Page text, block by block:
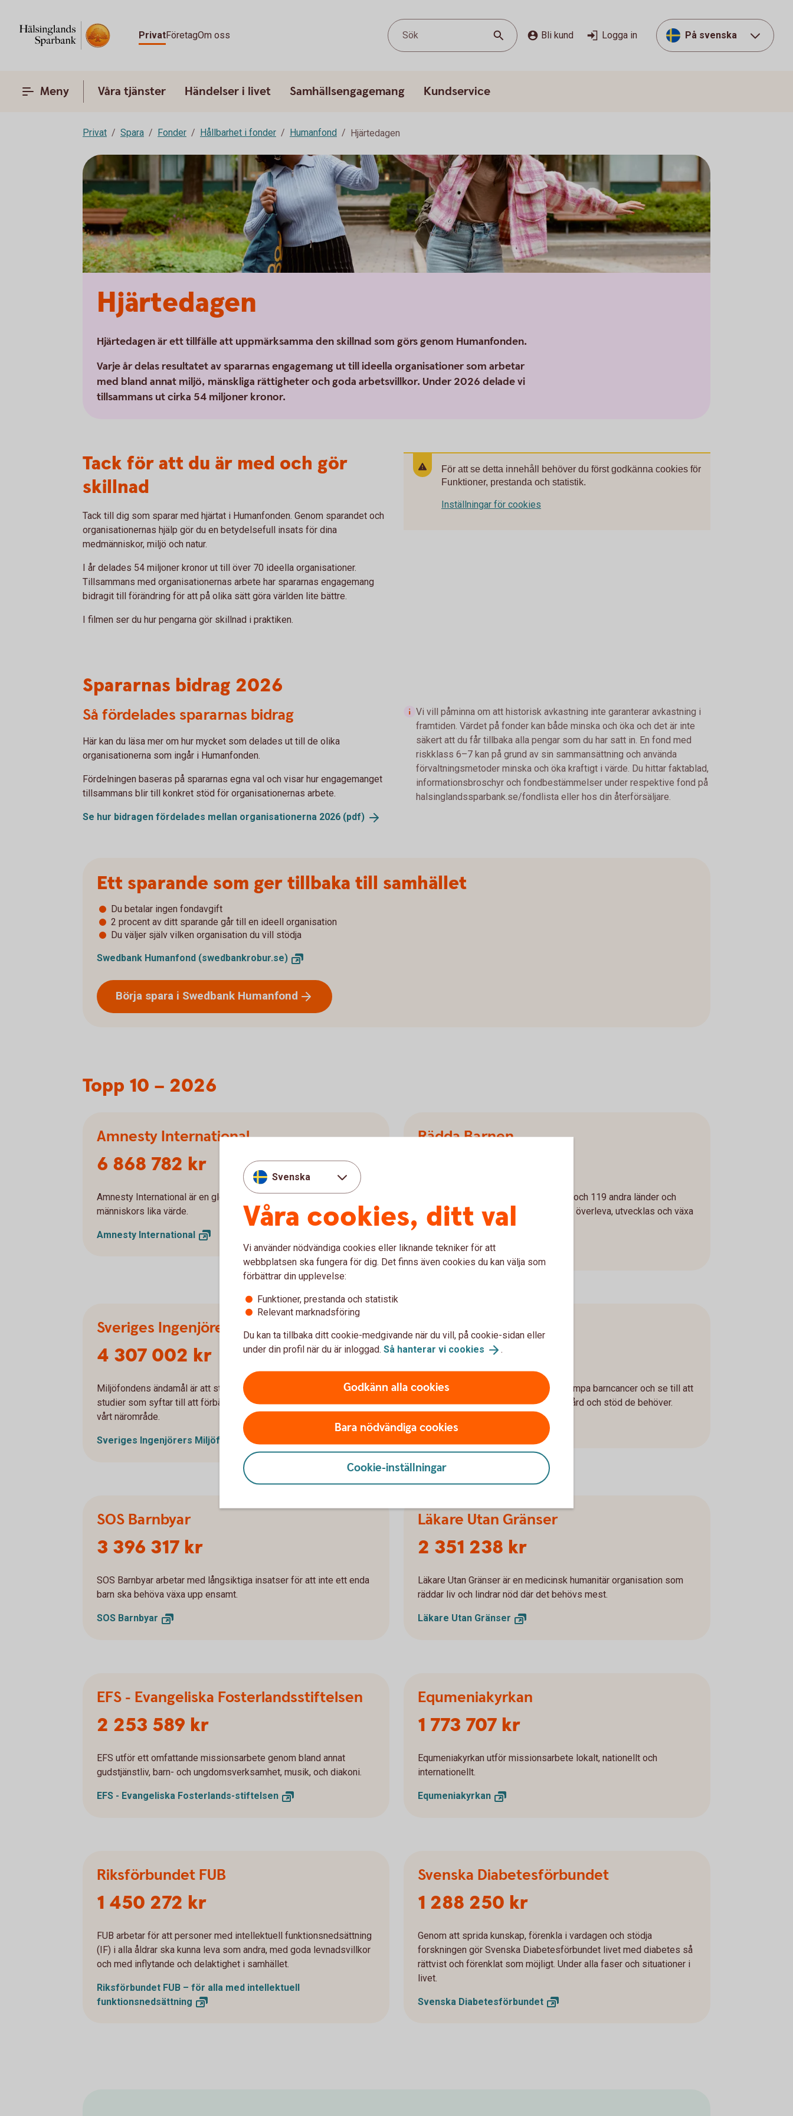
PrivatFöretagOm oss Sök Bli kund Logga in På svenska
Meny Våra tjänster Händelser i livet Samhällsengagemang Kundservice
Privat Spara Fonder Hållbarhet i fonder Humanfond Hjärtedagen
Hjärtedagen
Hjärtedagen är ett tillfälle att uppmärksamma den skillnad som görs genom Humanfonden.
Varje år delas resultatet av spararnas engagemang ut till ideella organisationer som arbetar
med bland annat miljö, mänskliga rättigheter och goda arbetsvillkor. Under 2026 delade vi
tillsammans ut cirka 54 miljoner kronor.
Tack för att du är med och gör
skillnad
Tack till dig som sparar med hjärtat i Humanfonden. Genom sparandet och
organisationernas hjälp gör du en betydelsefull insats för dina
medmänniskor, miljö och natur.
I år delades 54 miljoner kronor ut till över 70 ideella organisationer.
Tillsammans med organisationernas arbete har spararnas engagemang
bidragit till förändring för att på olika sätt göra världen lite bättre.
I filmen ser du hur pengarna gör skillnad i praktiken.
För att se detta innehåll behöver du först godkänna cookies för
Funktioner, prestanda och statistik.
Inställningar för cookies
Spararnas bidrag 2026
Så fördelades spararnas bidrag
Här kan du läsa mer om hur mycket som delades ut till de olika
organisationerna som ingår i Humanfonden.
Fördelningen baseras på spararnas egna val och visar hur engagemanget
tillsammans blir till konkret stöd för organisationernas arbete.
Se hur bidragen fördelades mellan organisationerna 2026 (pdf)
Vi vill påminna om att historisk avkastning inte garanterar avkastning i
framtiden. Värdet på fonder kan både minska och öka och det är inte
säkert att du får tillbaka alla pengar som du har satt in. En fond med
riskklass 6–7 kan på grund av sin sammansättning och använda
förvaltningsmetoder minska och öka kraftigt i värde. Du hittar faktablad,
informationsbroschyr och fondbestämmelser under respektive fond på
halsinglandssparbank.se/fondlista eller hos din återförsäljare.
Ett sparande som ger tillbaka till samhället
Du betalar ingen fondavgift
2 procent av ditt sparande går till en ideell organisation
Du väljer själv vilken organisation du vill stödja
Swedbank Humanfond (swedbankrobur.se)
Börja spara i Swedbank Humanfond
Topp 10 – 2026
Amnesty International
6 868 782 kr
Amnesty International är en global organisation som kämpar för alla
människors lika värde.
Amnesty International
Rädda Barnen
Rädda Barnen finns på plats i Sverige och 119 andra länder och
kämpar för alla barns självklara rätt att överleva, utvecklas och växa
upp i trygghet.
RäddaBarnen
Sveriges Ingenjörers Miljöfond
4 307 002 kr
Miljöfondens ändamål är att stödja och främja forskning, projekt och
studier som syftar till att förbättra den fysiska miljön i Sverige och
vårt närområde.
Sveriges Ingenjörers Miljöfond
Barncancerfonden
3 011 347 kr
Barncancerfonden arbetar för att bekämpa barncancer och se till att
drabbade och deras familjer får den vård och stöd de behöver.
Barncancerfonden
SOS Barnbyar
3 396 317 kr
SOS Barnbyar arbetar med långsiktiga insatser för att inte ett enda
barn ska behöva växa upp ensamt.
SOS Barnbyar
Läkare Utan Gränser
2 351 238 kr
Läkare Utan Gränser är en medicinsk humanitär organisation som
räddar liv och lindrar nöd där det behövs mest.
Läkare Utan Gränser
EFS - Evangeliska Fosterlandsstiftelsen
2 253 589 kr
EFS utför ett omfattande missionsarbete genom bland annat
gudstjänstliv, barn- och ungdomsverksamhet, musik, och diakoni.
EFS - Evangeliska Fosterlands-stiftelsen
Equmeniakyrkan
1 773 707 kr
Equmeniakyrkan utför missionsarbete lokalt, nationellt och
internationellt.
Equmeniakyrkan
Riksförbundet FUB
1 450 272 kr
FUB arbetar för att personer med intellektuell funktionsnedsättning
(IF) i alla åldrar ska kunna leva som andra, med goda levnadsvillkor
och med inflytande och delaktighet i samhället.
Riksförbundet FUB – för alla med intellektuell
funktionsnedsättning
Svenska Diabetesförbundet
1 288 250 kr
Genom att sprida kunskap, förenkla i vardagen och stödja
forskningen gör Svenska Diabetesförbundet livet med diabetes så
rättvist och förenklat som möjligt. Under alla faser och situationer i
livet.
Svenska Diabetesförbundet
Svenska
Våra cookies, ditt val
Vi använder nödvändiga cookies eller liknande tekniker för att
webbplatsen ska fungera för dig. Det finns även cookies du kan välja som
förbättrar din upplevelse:
Funktioner, prestanda och statistik
Relevant marknadsföring
Du kan ta tillbaka ditt cookie-medgivande när du vill, på cookie-sidan eller
under din profil när du är inloggad. Så hanterar vi cookies .
Godkänn alla cookies
Bara nödvändiga cookies
Cookie-inställningar